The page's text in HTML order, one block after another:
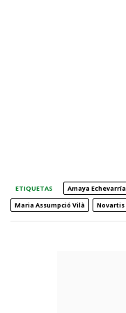
ETIQUETAS Amaya Echevarría
Maria Assumpció Vilà
Novartis